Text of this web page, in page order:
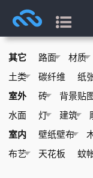
其它 路面 材质
土类
碳纤维 纸
室外 砖 背景贴
水面
灯 建筑
室内 壁纸壁布
布艺
天花板 蚊